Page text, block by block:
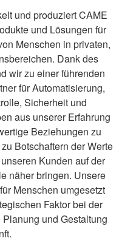
und produziert CAME
und Lösungen für
Menschen in privaten,
Dank des
wir zu einer führenden
für Automatisierung,
Sicherheit und
aus unserer Erfahrung
Beziehungen zu
Botschaftern der Werte
Kunden auf der
näher bringen. Unsere
Menschen umgesetzt
Faktor bei der
und Gestaltung